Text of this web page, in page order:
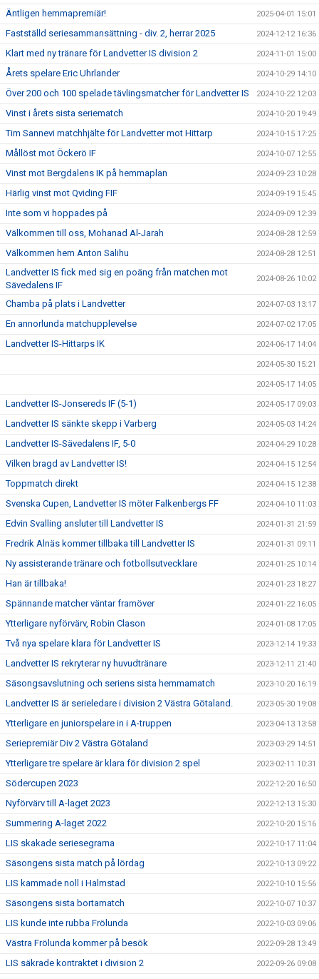
Äntligen hemmapremiär! 2025-04-01 15:01
Fastställd seriesammansättning - div. 2, herrar 2025 2024-12-12 16:36
Klart med ny tränare för Landvetter IS division 2 2024-11-01 15:00
Årets spelare Eric Uhrlander 2024-10-29 14:10
Över 200 och 100 spelade tävlingsmatcher för Landvetter IS 2024-10-22 12:03
Vinst i årets sista seriematch 2024-10-20 19:49
Tim Sannevi matchhjälte för Landvetter mot Hittarp 2024-10-15 17:25
Mållöst mot Öckerö IF 2024-10-07 12:55
Vinst mot Bergdalens IK på hemmaplan 2024-09-23 10:28
Härlig vinst mot Qviding FIF 2024-09-19 15:45
Inte som vi hoppades på 2024-09-09 12:39
Välkommen till oss, Mohanad Al-Jarah 2024-08-28 12:59
Välkommen hem Anton Salihu 2024-08-28 12:51
Landvetter IS fick med sig en poäng från matchen mot
Sävedalens IF
2024-08-26 10:02
Chamba på plats i Landvetter 2024-07-03 13:17
En annorlunda matchupplevelse 2024-07-02 17:05
Landvetter IS-Hittarps IK 2024-06-17 14:04
2024-05-30 15:21
2024-05-17 14:05
Landvetter IS-Jonsereds IF (5-1) 2024-05-17 09:03
Landvetter IS sänkte skepp i Varberg 2024-05-03 14:24
Landvetter IS-Sävedalens IF, 5-0 2024-04-29 10:28
Vilken bragd av Landvetter IS! 2024-04-15 12:54
Toppmatch direkt 2024-04-15 12:38
Svenska Cupen, Landvetter IS möter Falkenbergs FF 2024-04-10 11:03
Edvin Svalling ansluter till Landvetter IS 2024-01-31 21:59
Fredrik Alnäs kommer tillbaka till Landvetter IS 2024-01-31 09:11
Ny assisterande tränare och fotbollsutvecklare 2024-01-25 10:14
Han är tillbaka! 2024-01-23 18:27
Spännande matcher väntar framöver 2024-01-22 16:05
Ytterligare nyförvärv, Robin Clason 2024-01-08 17:05
Två nya spelare klara för Landvetter IS 2023-12-14 19:33
Landvetter IS rekryterar ny huvudtränare 2023-12-11 21:40
Säsongsavslutning och seriens sista hemmamatch 2023-10-20 16:19
Landvetter IS är serieledare i division 2 Västra Götaland. 2023-05-30 19:08
Ytterligare en juniorspelare in i A-truppen 2023-04-13 13:58
Seriepremiär Div 2 Västra Götaland 2023-03-29 14:51
Ytterligare tre spelare är klara för division 2 spel 2023-02-11 10:31
Södercupen 2023 2022-12-20 16:50
Nyförvärv till A-laget 2023 2022-12-13 15:30
Summering A-laget 2022 2022-10-20 15:16
LIS skakade seriesegrarna 2022-10-17 11:04
Säsongens sista match på lördag 2022-10-13 09:22
LIS kammade noll i Halmstad 2022-10-10 15:56
Säsongens sista bortamatch 2022-10-07 10:37
LIS kunde inte rubba Frölunda 2022-10-03 09:06
Västra Frölunda kommer på besök 2022-09-28 13:49
LIS säkrade kontraktet i division 2 2022-09-26 09:08